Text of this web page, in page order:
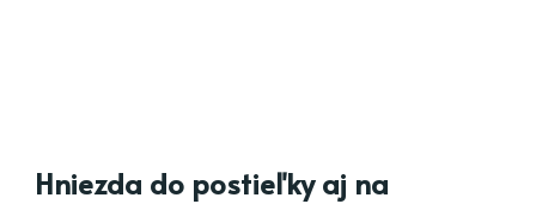
Hniezda do postieľky aj na